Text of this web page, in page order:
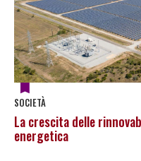
SOCIETÀ
La crescita delle
energetica